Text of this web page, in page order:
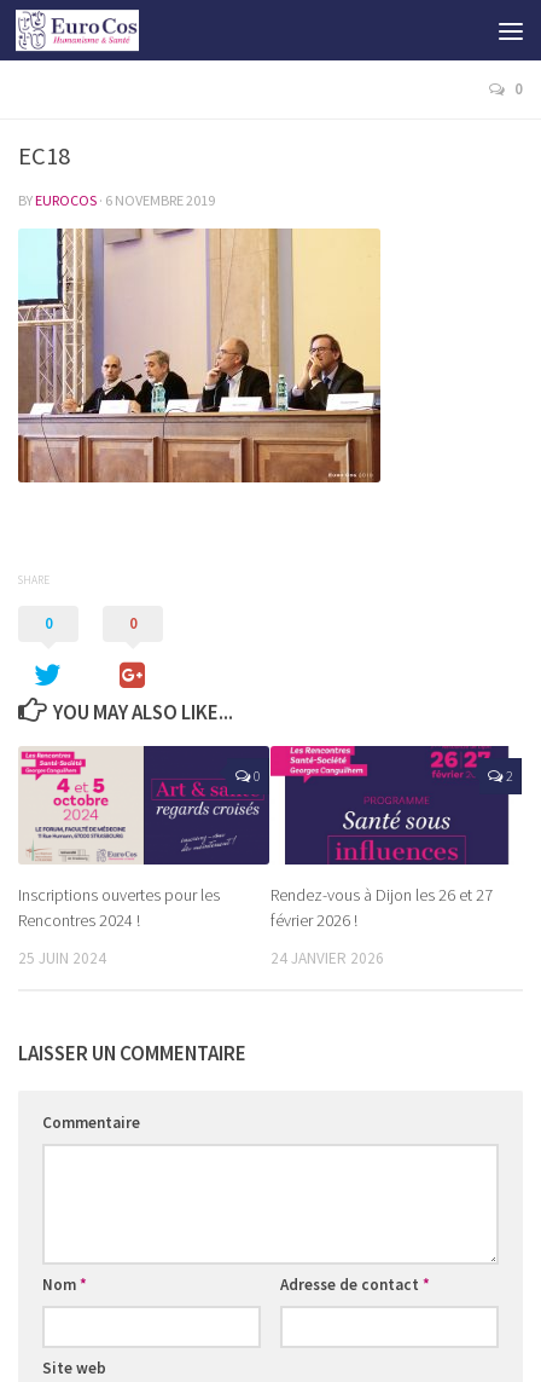
0
EC18
BYEUROCOS · 6 NOVEMBRE 2019
SHARE
0 0
YOU MAY ALSO LIKE...
0
Inscriptions ouvertes pour les
Rencontres 2024 !
25 JUIN 2024
2
Rendez-vous à Dijon les 26 et 27
février 2026 !
24 JANVIER 2026
LAISSER UN COMMENTAIRE
Commentaire
Nom* Adresse de contact *
Site web